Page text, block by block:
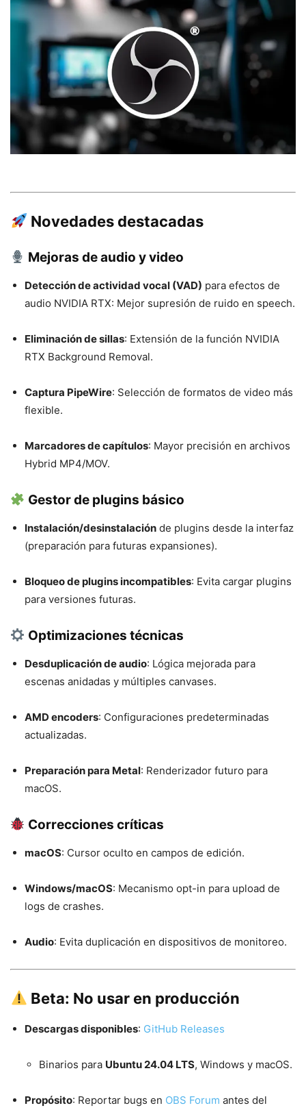
Novedades destacadas
Mejoras de audio y video
Detección de actividad vocal (VAD) para efectos de
audio NVIDIA RTX: Mejor supresión de ruido en speech.
Eliminación de sillas: Extensión de la función NVIDIA
RTX Background Removal.
Captura PipeWire: Selección de formatos de video más
flexible.
Marcadores de capítulos: Mayor precisión en archivos
Hybrid MP4/MOV.
Gestor de plugins básico
Instalación/desinstalación de plugins desde la interfaz
(preparación para futuras expansiones).
Bloqueo de plugins incompatibles: Evita cargar plugins
para versiones futuras.
Optimizaciones técnicas
Desduplicación de audio: Lógica mejorada para
escenas anidadas y múltiples canvases.
AMD encoders: Configuraciones predeterminadas
actualizadas.
Preparación para Metal: Renderizador futuro para
macOS.
Correcciones críticas
macOS: Cursor oculto en campos de edición.
Windows/macOS: Mecanismo opt-in para upload de
logs de crashes.
Audio: Evita duplicación en dispositivos de monitoreo.
Beta: No usar en producción
Descargas disponibles: GitHub Releases
Binarios para Ubuntu 24.04 LTS, Windows y macOS.
Propósito: Reportar bugs en OBS Forum antes del